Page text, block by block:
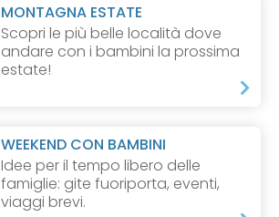
MONTAGNA ESTATE
Scopri le più belle località dove
andare con i bambini la prossima
estate!
WEEKEND CON BAMBINI
Idee per il tempo libero delle
famiglie: gite fuoriporta, eventi,
viaggi brevi.